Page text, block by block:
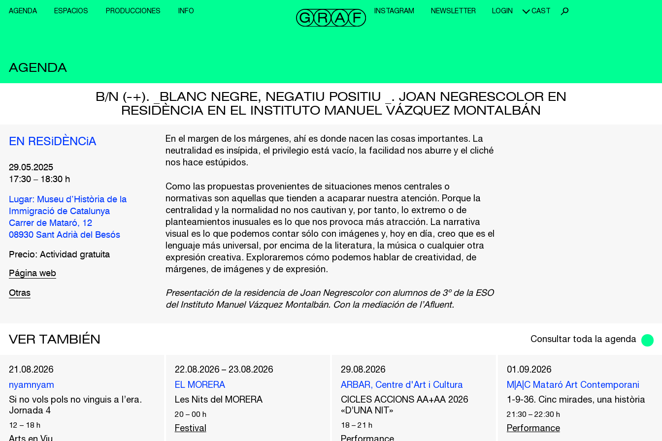
AGENDA ESPACIOS PRODUCCIONES INFO INSTAGRAM NEWSLETTER LOGIN CAST
AGENDA
B/N (-+). _BLANC NEGRE, NEGATIU POSITIU _. JOAN NEGRESCOLOR EN
RESIDÈNCIA EN EL INSTITUTO MANUEL VÁZQUEZ MONTALBÁN
EN RESiDÈNCiA
29.05.2025
17:30– 18:30h
Lugar: Museu d’Història de la
Immigració de Catalunya
Carrer de Mataró, 12
08930 Sant Adrià del Besós
Precio: Actividad gratuita
Página web
Otras
En el margen de los márgenes, ahí es donde nacen las cosas importantes. La
neutralidad es insípida, el privilegio está vacío, la facilidad nos aburre y el cliché
nos hace estúpidos.
Como las propuestas provenientes de situaciones menos centrales o
normativas son aquellas que tienden a acaparar nuestra atención. Porque la
centralidad y la normalidad no nos cautivan y, por tanto, lo extremo o de
planteamientos inusuales es lo que nos provoca más atracción. La narrativa
visual es lo que podemos contar sólo con imágenes y, hoy en día, creo que es el
lenguaje más universal, por encima de la literatura, la música o cualquier otra
expresión creativa. Exploraremos cómo podemos hablar de creatividad, de
márgenes, de imágenes y de expresión.
Presentación de la residencia de Joan Negrescolor con alumnos de 3º de la ESO
del Instituto Manuel Vázquez Montalbán. Con la mediación de l’Afluent.
VER TAMBIÉN Consultar toda la agenda
21.08.2026
nyamnyam
Si no vols pols no vinguis a l’era.
Jornada 4
12 – 18 h
22.08.2026 – 23.08.2026
EL MORERA
Les Nits del MORERA
20– 00h
Festival
29.08.2026
ARBAR, Centre d'Art i Cultura
CICLES ACCIONS AA+AA 2026
«D’UNA NIT»
18 – 21 h
01.09.2026
M|A|C Mataró Art Contemporani
1-9-36. Cinc mirades, una història
21:30– 22:30h
Performance